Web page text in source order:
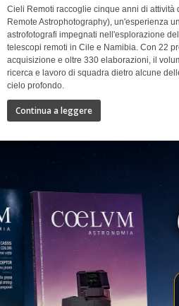
Cieli Remoti raccoglie cinque anni di attività
Remote Astrophotography), un'esperienza
astrofotografi impegnati nell'esplorazione
telescopi remoti in Cile e Namibia. Con 22
acquisizione e oltre 330 elaborazioni, il
ricerca e lavoro di squadra dietro alcune
cielo profondo.
Continua a leggere